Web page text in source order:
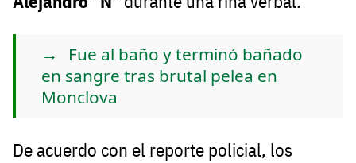
Fue al baño y terminó bañado
en sangre tras brutal pelea en
Monclova
De acuerdo con el reporte policial, los